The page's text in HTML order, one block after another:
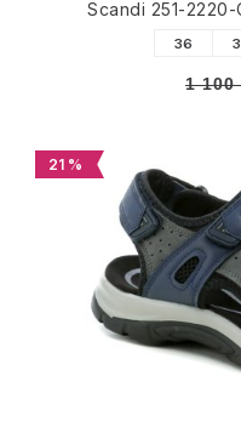
Scandi 251-
36
1 100
21 %